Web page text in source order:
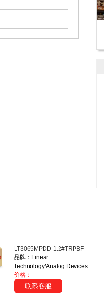
LT3065MPDD-1.2#TRPBF
品牌：Linear
Technology/Analog Devices
价格：
联系客服